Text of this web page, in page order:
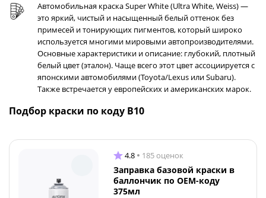
Автомобильная краска Super White (Ultra White, Weiss) —
это яркий, чистый и насыщенный белый оттенок без
примесей и тонирующих пигментов, который широко
используется многими мировыми автопроизводителями.
Основные характеристики и описание: глубокий, плотный
белый цвет (эталон). Чаще всего этот цвет ассоциируется с
японскими автомобилями (Toyota/Lexus или Subaru).
Также встречается у европейских и американских марок.
Подбор краски по коду B10
4.8 185 оценок
Заправка базовой краски в
баллончик по OEM-коду
375мл